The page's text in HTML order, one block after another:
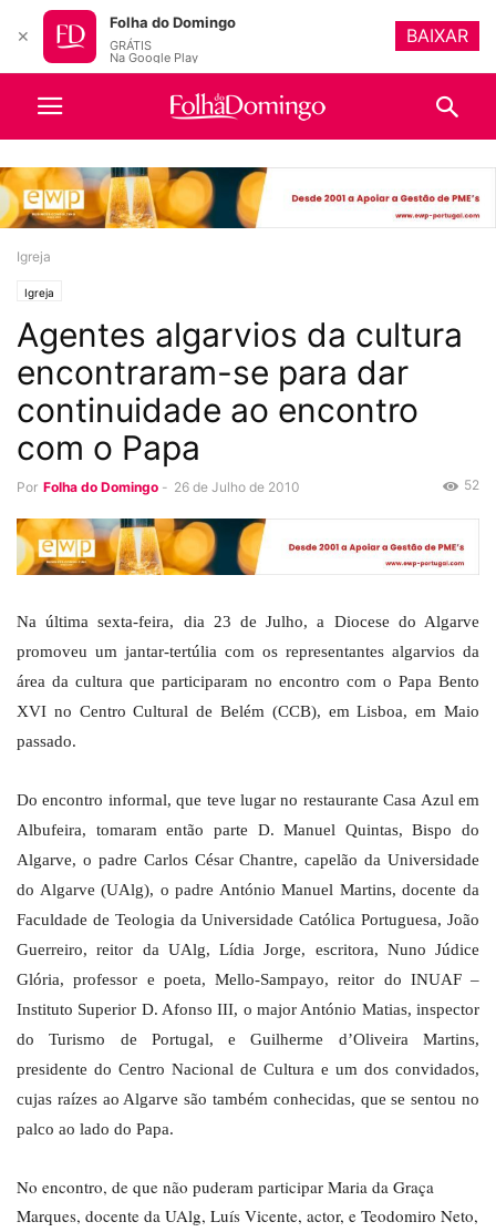
Igreja
Igreja
Agentes algarvios da cultura
encontraram-se para dar
continuidade ao encontro
com o Papa
Por Folha do Domingo - 26 de Julho de 2010 52
Na última sexta-feira, dia 23 de Julho, a Diocese do Algarve
promoveu um jantar-tertúlia com os representantes algarvios da
área da cultura que participaram no encontro com o Papa Bento
XVI no Centro Cultural de Belém (CCB), em Lisboa, em Maio
passado.
Do encontro informal, que teve lugar no restaurante Casa Azul em
Albufeira, tomaram então parte D. Manuel Quintas, Bispo do
Algarve, o padre Carlos César Chantre, capelão da Universidade
do Algarve (UAlg), o padre António Manuel Martins, docente da
Faculdade de Teologia da Universidade Católica Portuguesa, João
Guerreiro, reitor da UAlg, Lídia Jorge, escritora, Nuno Júdice
Glória, professor e poeta, Mello-Sampayo, reitor do INUAF –
Instituto Superior D. Afonso III, o major António Matias, inspector
do Turismo de Portugal, e Guilherme d’Oliveira Martins,
presidente do Centro Nacional de Cultura e um dos convidados,
cujas raízes ao Algarve são também conhecidas, que se sentou no
palco ao lado do Papa.
No encontro, de que não puderam participar Maria da Graça
Marques, docente da UAlg, Luís Vicente, actor, e Teodomiro Neto,
✕
Folha do Domingo
GRÁTIS
Na Google Play
BAIXAR